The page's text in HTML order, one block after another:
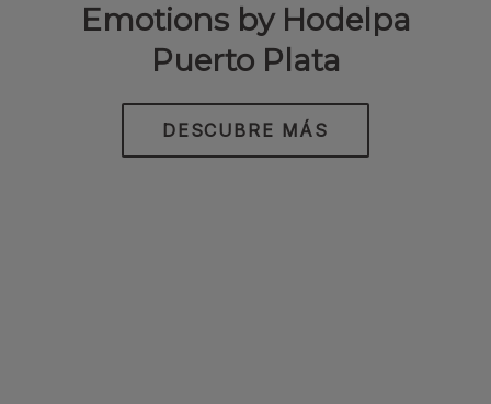
Emotions by Hodelpa
Puerto Plata
DESCUBRE MÁS